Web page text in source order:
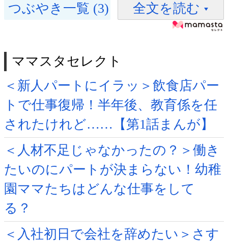
つぶやき一覧 (3) 全文を読む
ママスタセレクト
＜新人パートにイラッ＞飲食店パー
トで仕事復帰！半年後、教育係を任
されたけれど……【第1話まんが】
＜人材不足じゃなかったの？＞働き
たいのにパートが決まらない！幼稚
園ママたちはどんな仕事をして
る？
＜入社初日で会社を辞めたい＞さす